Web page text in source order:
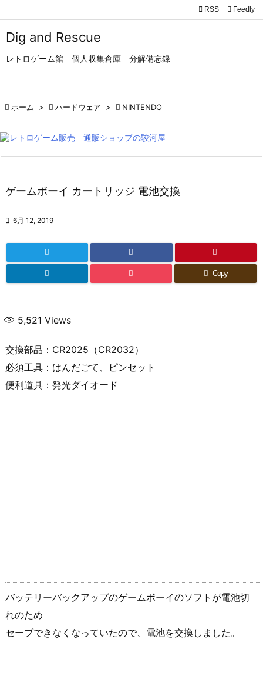
Dig and Rescue
レトロゲーム館 個人収集倉庫 分解備忘録


 RSS Feedly
 ホーム >  ハードウェア >  NINTENDO
ゲームボーイ カートリッジ 電池交換
 6月 12, 2019
Copy
5,521 Views
交換部品：CR2025（CR2032）
必須工具：はんだごて、ピンセット
便利道具：発光ダイオード
バッテリーバックアップのゲームボーイのソフトが電池切
れのため
セーブできなくなっていたので、電池を交換しました。